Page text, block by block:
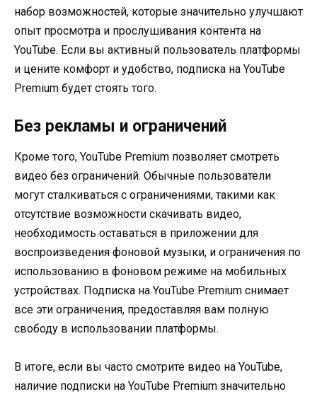
набор возможностей, которые значительно улучшают
опыт просмотра и прослушивания контента на
YouTube. Если вы активный пользователь платформы
и цените комфорт и удобство, подписка на YouTube
Premium будет стоять того.
Без рекламы и ограничений
Кроме того, YouTube Premium позволяет смотреть
видео без ограничений. Обычные пользователи
могут сталкиваться с ограничениями, такими как
отсутствие возможности скачивать видео,
необходимость оставаться в приложении для
воспроизведения фоновой музыки, и ограничения по
использованию в фоновом режиме на мобильных
устройствах. Подписка на YouTube Premium снимает
все эти ограничения, предоставляя вам полную
свободу в использовании платформы.
В итоге, если вы часто смотрите видео на YouTube,
наличие подписки на YouTube Premium значительно